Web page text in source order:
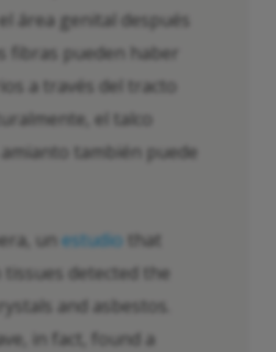
área genital después
fibras pueden haber
a través del tracto
el talco
amianto también puede
un estudio that
detected the
and asbestos.
in fact, found a